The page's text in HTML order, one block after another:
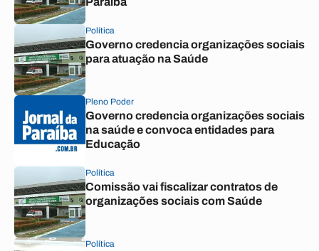
Política
Governo credencia organizações sociais
para atuação na Saúde
Pleno Poder
Governo credencia organizações sociais
na saúde e convoca entidades para
Educação
Política
Comissão vai fiscalizar contratos de
organizações sociais com Saúde
Política